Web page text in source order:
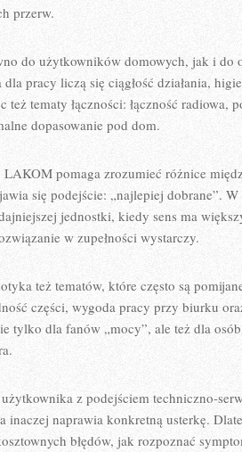
przerw.
do użytkowników domowych, jak i do
pracy liczą się ciągłość działania,
tematy łączności: łączność radiowa,
dopasowanie pod dom.
pomaga zrozumieć różnice
się podejście: „najlepiej dobrane”.
jednostki, kiedy sens ma
w zupełności wystarczy.
też tematów, które często są
części, wygoda pracy przy biurku
tylko dla fanów „mocy”, ale też dla
z podejściem techniczno-
inaczej naprawia konkretną usterkę.
błędów, jak rozpoznać